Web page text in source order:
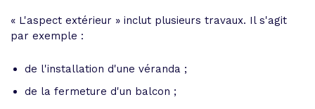
« L'aspect extérieur » inclut plusieurs travaux. Il s'agit
par exemple :
de l'installation d'une véranda ;
de la fermeture d'un balcon ;